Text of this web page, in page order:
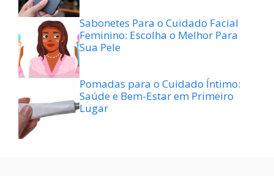
Sabonetes Para o Cuidado Facial
Feminino: Escolha o Melhor Para
Sua Pele
Pomadas para o Cuidado Íntimo:
Saúde e Bem-Estar em Primeiro
Lugar